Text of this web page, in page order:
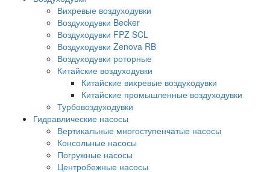
Вихревые воздуходувки
Воздуходувки Becker
Воздуходувки FPZ SCL
Воздуходувки Zenova RB
Воздуходувки роторные
Китайские воздуходувки
Китайские вихревые воздуходувки
Китайские промышленные воздуходувки
Турбовоздуходувки
Гидравлические насосы
Вертикальные многоступенчатые насосы
Консольные насосы
Погружные насосы
Центробежные насосы